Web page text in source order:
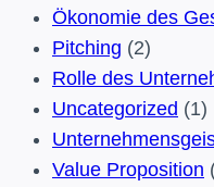
Ökonomie des
Pitching (2)
Rolle des
Uncategorized (1)
Value Proposition